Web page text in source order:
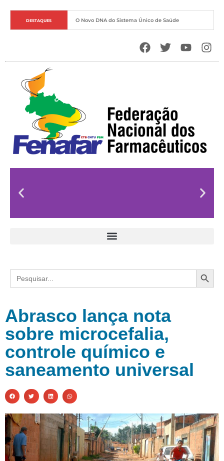
DESTAQUES O Novo DNA do Sistema Único de Saúde
Search
for:
Abrasco lança nota
sobre microcefalia,
controle químico e
saneamento universal